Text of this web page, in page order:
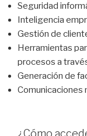
Seguridad
Inteligencia
Gestión de
Herramientas
procesos a
Generación de
Comunicaciones
¿Cómo